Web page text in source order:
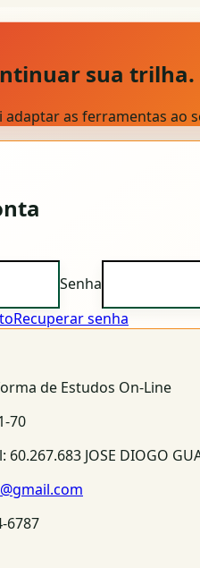
sua trilha.
adaptar as ferramentas ao
Senha
Recuperar senha
de Estudos On-Line
70
60.267.683 JOSE DIOGO
6787